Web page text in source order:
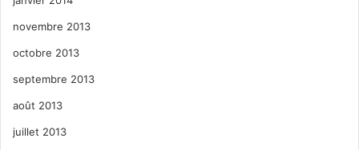
novembre 2013
octobre 2013
septembre 2013
août 2013
juillet 2013